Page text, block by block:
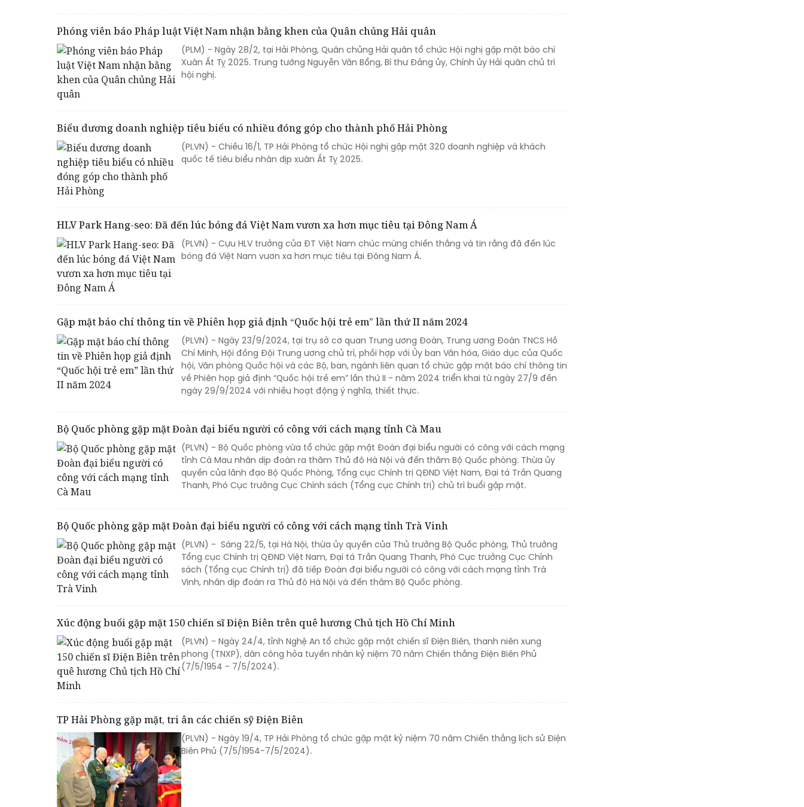
Phóng viên báo Pháp luật Việt Nam nhận bằng khen của Quân chủng Hải quân
(PLM) - Ngày 28/2, tại Hải Phòng, Quân chủng Hải quân tổ chức Hội nghị gặp mặt báo chí
Xuân Ất Tỵ 2025. Trung tướng Nguyễn Văn Bổng, Bí thư Đảng ủy, Chính ủy Hải quân chủ trì
hội nghị.
Biểu dương doanh nghiệp tiêu biểu có nhiều đóng góp cho thành phố Hải Phòng
(PLVN) - Chiều 16/1, TP Hải Phòng tổ chức Hội nghị gặp mặt 320 doanh nghiệp và khách
quốc tế tiêu biểu nhân dịp xuân Ất Tỵ 2025.
HLV Park Hang-seo: Đã đến lúc bóng đá Việt Nam vươn xa hơn mục tiêu tại Đông Nam Á
(PLVN) - Cựu HLV trưởng của ĐT Việt Nam chúc mừng chiến thắng và tin rằng đã đến lúc
bóng đá Việt Nam vươn xa hơn mục tiêu tại Đông Nam Á.
Gặp mặt báo chí thông tin về Phiên họp giả định “Quốc hội trẻ em” lần thứ II năm 2024
(PLVN) - Ngày 23/9/2024, tại trụ sở cơ quan Trung ương Đoàn, Trung ương Đoàn TNCS Hồ
Chí Minh, Hội đồng Đội Trung ương chủ trì, phối hợp với Ủy ban Văn hóa, Giáo dục của Quốc
hội, Văn phòng Quốc hội và các Bộ, ban, ngành liên quan tổ chức gặp mặt báo chí thông tin
về Phiên họp giả định “Quốc hội trẻ em” lần thứ II - năm 2024 triển khai từ ngày 27/9 đến
ngày 29/9/2024 với nhiều hoạt động ý nghĩa, thiết thực.
Bộ Quốc phòng gặp mặt Đoàn đại biểu người có công với cách mạng tỉnh Cà Mau
(PLVN) - Bộ Quốc phòng vừa tổ chức gặp mặt Đoàn đại biểu người có công với cách mạng
tỉnh Cà Mau nhân dịp đoàn ra thăm Thủ đô Hà Nội và đến thăm Bộ Quốc phòng. Thừa ủy
quyền của lãnh đạo Bộ Quốc Phòng, Tổng cục Chính trị QĐND Việt Nam, Đại tá Trần Quang
Thanh, Phó Cục trưởng Cục Chính sách (Tổng cục Chính trị) chủ trì buổi gặp mặt.
Bộ Quốc phòng gặp mặt Đoàn đại biểu người có công với cách mạng tỉnh Trà Vinh
(PLVN) - Sáng 22/5, tại Hà Nội, thừa ủy quyền của Thủ trưởng Bộ Quốc phòng, Thủ trưởng
Tổng cục Chính trị QĐND Việt Nam, Đại tá Trần Quang Thanh, Phó Cục trưởng Cục Chính
sách (Tổng cục Chính trị) đã tiếp Đoàn đại biểu người có công với cách mạng tỉnh Trà
Vinh, nhân dịp đoàn ra Thủ đô Hà Nội và đến thăm Bộ Quốc phòng.
Xúc động buổi gặp mặt 150 chiến sĩ Điện Biên trên quê hương Chủ tịch Hồ Chí Minh
(PLVN) - Ngày 24/4, tỉnh Nghệ An tổ chức gặp mặt chiến sĩ Điện Biên, thanh niên xung
phong (TNXP), dân công hỏa tuyến nhân kỷ niệm 70 năm Chiến thắng Điện Biên Phủ
(7/5/1954 - 7/5/2024).
TP Hải Phòng gặp mặt, tri ân các chiến sỹ Điện Biên
(PLVN) - Ngày 19/4, TP Hải Phòng tổ chức gặp mặt kỷ niệm 70 năm Chiến thắng lịch sử Điện
Biên Phủ (7/5/1954-7/5/2024).